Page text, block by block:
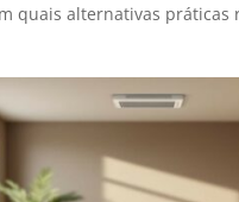
quais alternativas práticas